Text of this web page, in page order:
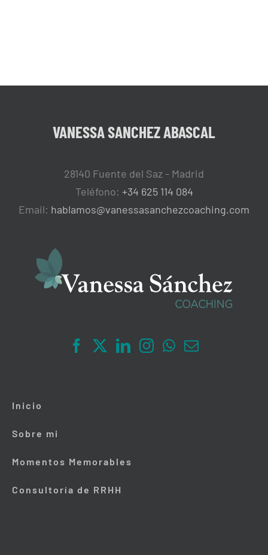
VANESSA SANCHEZ ABASCAL
28140 Fuente del Saz - Madrid
Teléfono: +34 625 114 084
Email: hablamos@vanessasanchezcoaching.com
Inicio
Sobre mi
Momentos Memorables
Consultoría de RRHH